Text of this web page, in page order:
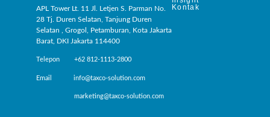
APL Tower Lt. 11 Jl. Letjen S. Parman No.
28 Tj. Duren Selatan, Tanjung Duren
Selatan , Grogol, Petamburan, Kota Jakarta
Barat, DKI Jakarta 114400
Telepon +62 812-1113-2800
Email info@taxco-solution.com
marketing@taxco-solution.com
Kontak